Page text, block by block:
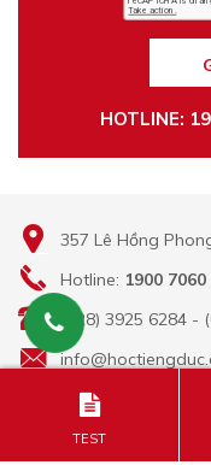
HOTLINE:
357 Lê Hồng
Hotline: 1900
(028) 3925 6284 -
Giấy chứng nhận đăng
TEST